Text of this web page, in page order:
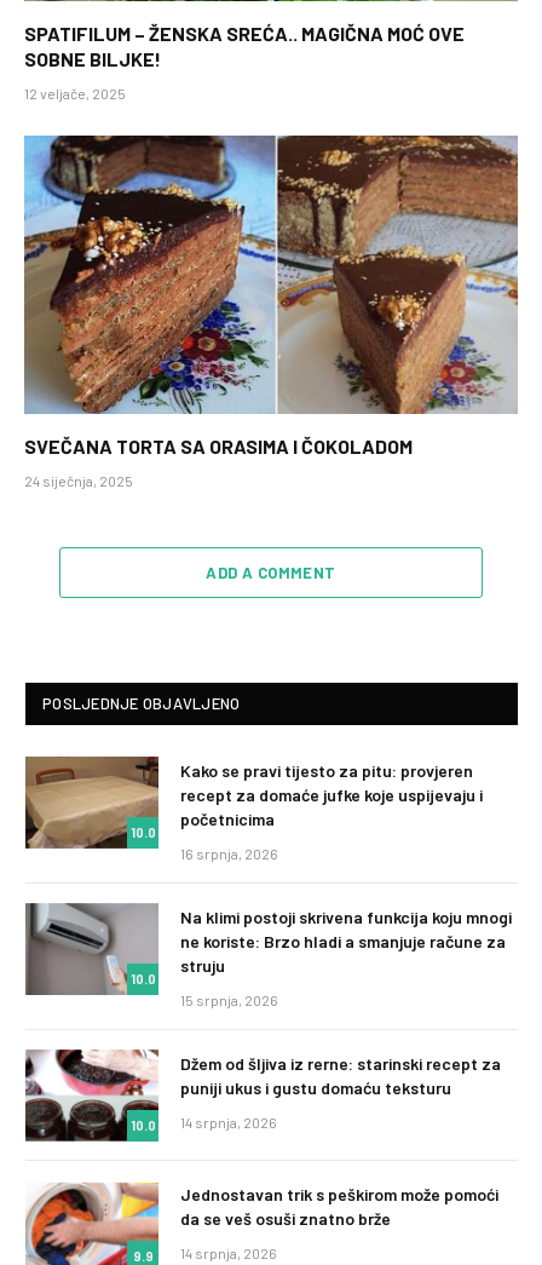
SPATIFILUM – ŽENSKA SREĆA.. MAGIČNA MOĆ OVE
SOBNE BILJKE!
12 veljače, 2025
SVEČANA TORTA SA ORASIMA I ČOKOLADOM
24 siječnja, 2025
ADD A COMMENT
POSLJEDNJE OBJAVLJENO
10.0
Kako se pravi tijesto za pitu: provjeren
recept za domaće jufke koje uspijevaju i
početnicima
16 srpnja, 2026
10.0
Na klimi postoji skrivena funkcija koju mnogi
ne koriste: Brzo hladi a smanjuje račune za
struju
15 srpnja, 2026
10.0
Džem od šljiva iz rerne: starinski recept za
puniji ukus i gustu domaću teksturu
14 srpnja, 2026
9.9
Jednostavan trik s peškirom može pomoći
da se veš osuši znatno brže
14 srpnja, 2026